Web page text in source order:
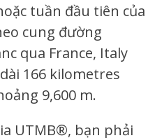
tuần đầu tiên của
cung đường
qua France, Italy
166 kilometres
9,600 m.
UTMB®, bạn phải